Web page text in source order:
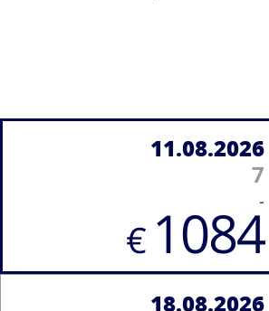
11.08.2026
7
-
€ 1084
18.08.2026